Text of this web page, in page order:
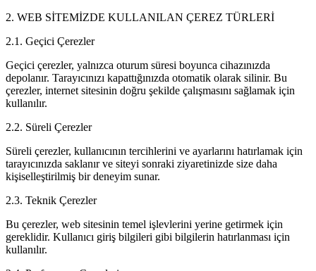
2. WEB SİTEMİZDE KULLANILAN ÇEREZ TÜRLERİ
2.1. Geçici Çerezler
Geçici çerezler, yalnızca oturum süresi boyunca cihazınızda
depolanır. Tarayıcınızı kapattığınızda otomatik olarak silinir. Bu
çerezler, internet sitesinin doğru şekilde çalışmasını sağlamak için
kullanılır.
2.2. Süreli Çerezler
Süreli çerezler, kullanıcının tercihlerini ve ayarlarını hatırlamak için
tarayıcınızda saklanır ve siteyi sonraki ziyaretinizde size daha
kişiselleştirilmiş bir deneyim sunar.
2.3. Teknik Çerezler
Bu çerezler, web sitesinin temel işlevlerini yerine getirmek için
gereklidir. Kullanıcı giriş bilgileri gibi bilgilerin hatırlanması için
kullanılır.